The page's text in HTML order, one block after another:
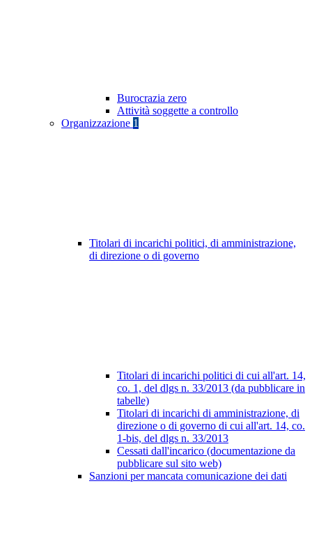
Burocrazia zero
Attività soggette a controllo
Organizzazione 1
Titolari di incarichi politici, di amministrazione,
di direzione o di governo
Titolari di incarichi politici di cui all'art. 14,
co. 1, del dlgs n. 33/2013 (da pubblicare in
tabelle)
Titolari di incarichi di amministrazione, di
direzione o di governo di cui all'art. 14, co.
1-bis, del dlgs n. 33/2013
Cessati dall'incarico (documentazione da
pubblicare sul sito web)
Sanzioni per mancata comunicazione dei dati